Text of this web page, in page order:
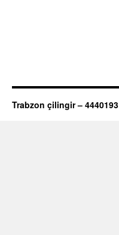
Trabzon çilingir – 4440193